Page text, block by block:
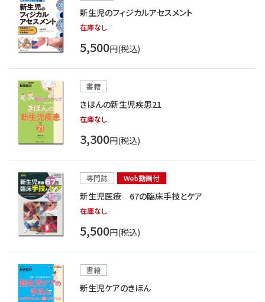
新生児のフィジカルアセスメント
在庫なし
5,500円(税込)
書籍
きほんの新生児疾患21
在庫なし
3,300円(税込)
専門誌 Web動画付
新生児医療 67の臨床手技とケア
在庫なし
5,500円(税込)
書籍
新生児ケアのきほん